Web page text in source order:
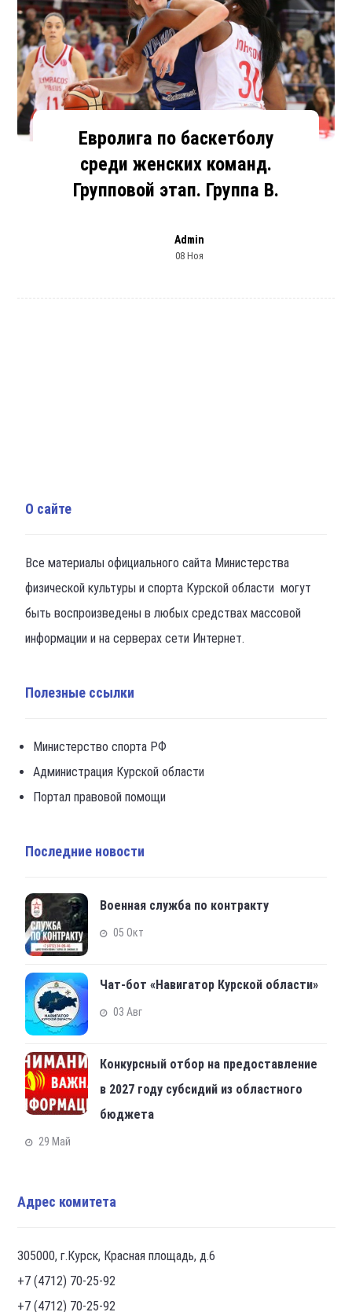
Евролига по баскетболу
среди женских команд.
Групповой этап. Группа В.
Admin
08 Ноя
О сайте
Все материалы официального сайта Министерства
физической культуры и спорта Курской области могут
быть воспроизведены в любых средствах массовой
информации и на серверах сети Интернет.
Полезные ссылки
Министерство спорта РФ
Администрация Курской области
Портал правовой помощи
Последние новости
Военная служба по контракту
05 Окт
Чат-бот «Навигатор Курской области»
03 Авг
Конкурсный отбор на предоставление
в 2027 году субсидий из областного
бюджета
29 Май
Адрес комитета
305000, г.Курск, Красная площадь, д.6
+7 (4712) 70-25-92
+7 (4712) 70-25-92